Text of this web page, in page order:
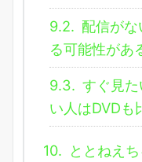
9.2. 配信がな
る可能性があ
9.3. すぐ見
い人はDVDも
10. ととねえ